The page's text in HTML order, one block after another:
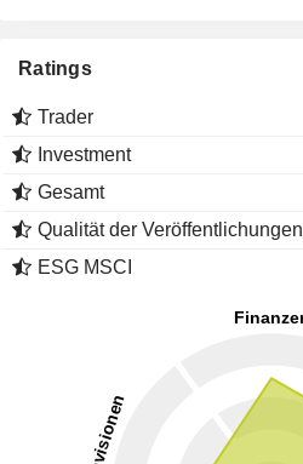
Ratings
Trader
Investment
Gesamt
Qualität der Veröffentlichungen
ESG MSCI